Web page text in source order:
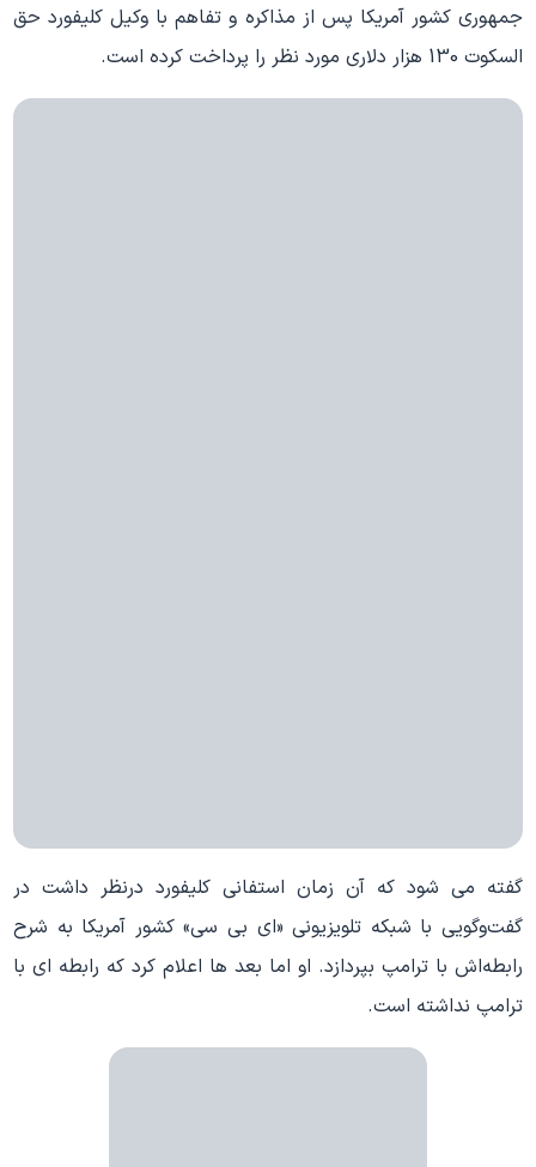
جمهوری کشور آمریکا پس از مذاکره و تفاهم با وکیل کلیفورد حق‌
السکوت 130 هزار دلاری مورد نظر را پرداخت کرده است.
گفته می شود که آن زمان استفانی کلیفورد درنظر داشت در
گفت‌وگویی با شبکه تلویزیونی «اي‌ بی‌ سی» کشور آمریکا به شرح
رابطه‌اش با ترامپ بپردازد. او اما بعد ها اعلام کرد که رابطه‌ اي با
ترامپ نداشته است.